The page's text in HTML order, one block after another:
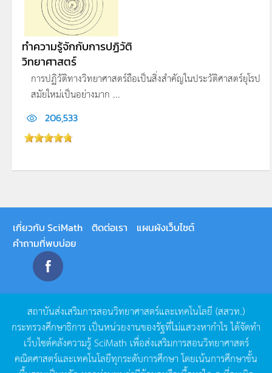
ทำความรู้จักกับการปฏิวัติ
วิทยาศาสตร์
การปฏิวัติทางวิทยาศาสตร์ถือเป็นสิ่งสำคัญในประวัติศาสตร์ยุโรป
สมัยใหม่เป็นอย่างมาก ...
206,533
เกี่ยวกับ SciMath ติดต่อเรา
แผนผังเว็บไซต์
คำถามที่พบบ่อย
สถาบันส่งเสริมการสอนวิทยาศาสตร์และเทคโนโลยี (สสวท.)
กระทรวงศึกษาธิการ เป็นหน่วยงานของรัฐที่ไม่แสวงหากำไรได้จัดทำ
เว็บไซต์คลังความรู้SciMath เพื่อส่งเสริมการสอนวิทยาศาสตร์
คณิตศาสตร์และเทคโนโลยีทุกระดับการศึกษา โดยเน้นการศึกษาขั้น